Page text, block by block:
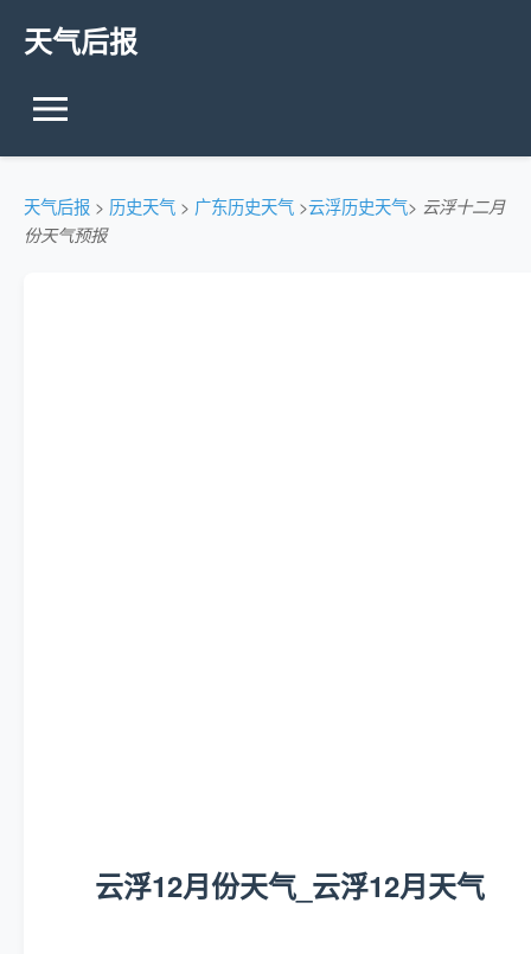
天气后报
天气后报 > 历史天气 > 广东历史天气 >云浮历史天气> 云浮十二月
份天气预报
云浮12月份天气_云浮12月天气